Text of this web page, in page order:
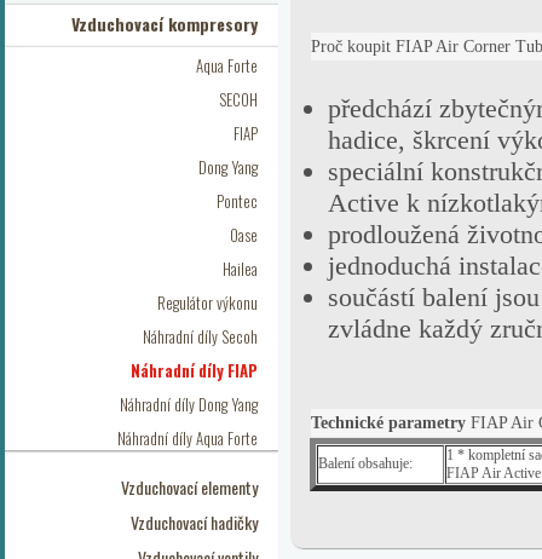
Vzduchovací kompresory
Aqua Forte
SECOH
FIAP
Dong Yang
Pontec
Oase
Hailea
Regulátor výkonu
Náhradní díly Secoh
Náhradní díly FIAP
Náhradní díly Dong Yang
Náhradní díly Aqua Forte
Vzduchovací elementy
Vzduchovací hadičky
Proč koupit FIAP Air Corner
předchází
hadice, škrcení
speciální
Active k
prodloužená
jednoduchá
součástí balení
zvládne každý
Technické parametry FIAP Air
Balení obsahuje:
1 * kompletní
FIAP Air Active